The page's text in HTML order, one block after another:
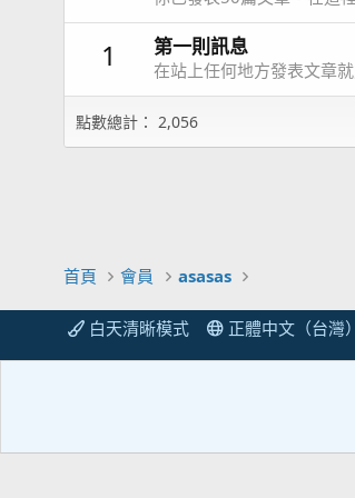
1 第一則訊息
在站上任何地方發表文章就
點數總計： 2,056
首頁 會員 asasas
白天清晰模式 正體中文（台灣）